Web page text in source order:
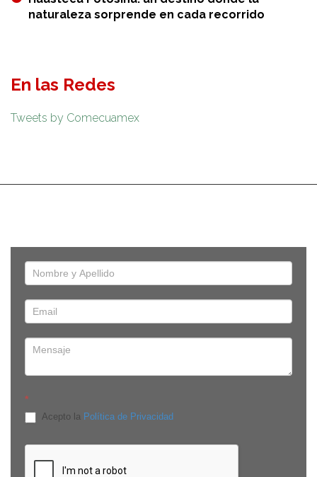
naturaleza sorprende en cada recorrido
En las Redes
Tweets by Comecuamex
Los Shyris, piso 8, oficina 8C. Quito, Pichincha - Ecuador
*
Acepto la Política de Privacidad